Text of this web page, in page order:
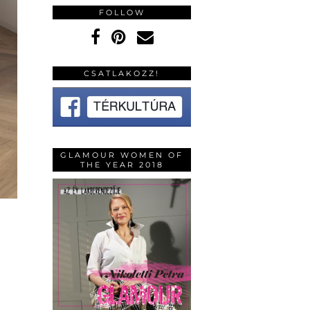
FOLLOW
CSATLAKOZZ!
GLAMOUR WOMEN OF
THE YEAR 2018